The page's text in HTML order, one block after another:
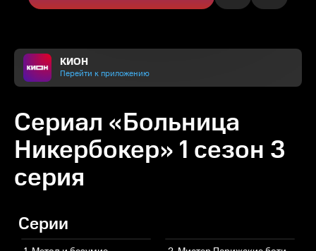
КИОН
Перейти к приложению
Сериал «Больница
Никербокер» 1 сезон 3
серия
Серии